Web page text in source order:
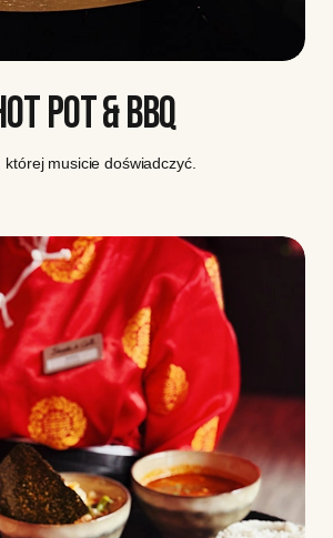
POT & BBQ
musicie doświadczyć.